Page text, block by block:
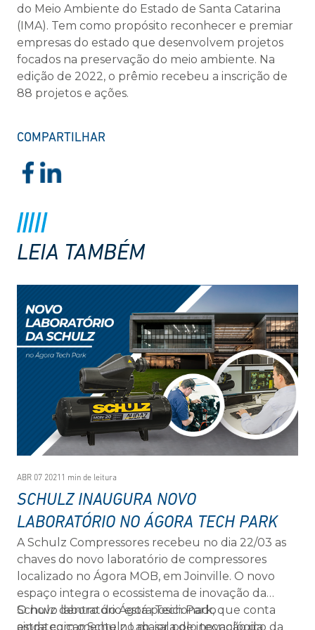
do Meio Ambiente do Estado de Santa Catarina
(IMA). Tem como propósito reconhecer e premiar
empresas do estado que desenvolvem projetos
focados na preservação do meio ambiente. Na
edição de 2022, o prêmio recebeu a inscrição de
88 projetos e ações.
COMPARTILHAR
LEIA TAMBÉM
ABR 07 2021 1 min de leitura
SCHULZ INAUGURA NOVO
LABORATÓRIO NO ÁGORA TECH PARK
A Schulz Compressores recebeu no dia 22/03 as
chaves do novo laboratório de compressores
localizado no Ágora MOB, em Joinville. O novo
espaço integra o ecossistema de inovação da
Schulz dentro do Ágora Tech Park, que conta
ainda com o Schulz Lab, sala de inovação da
O novo laboratório está posicionado
estrategicamente no maior polo tecnológico da